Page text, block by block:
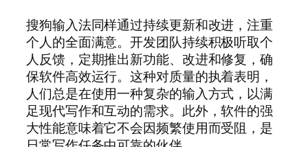
搜狗输入法同样通过持续更新和改进，注重
个人的全面满意。开发团队持续积极听取个
人反馈，定期推出新功能、改进和修复，确
保软件高效运行。这种对质量的执着表明，
人们总是在使用一种复杂的输入方式，以满
足现代写作和互动的需求。此外，软件的强
大性能意味着它不会因频繁使用而受阻，是